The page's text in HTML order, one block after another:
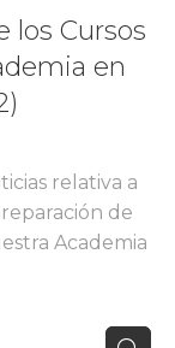
los Cursos
en
relativa a
de
Academia